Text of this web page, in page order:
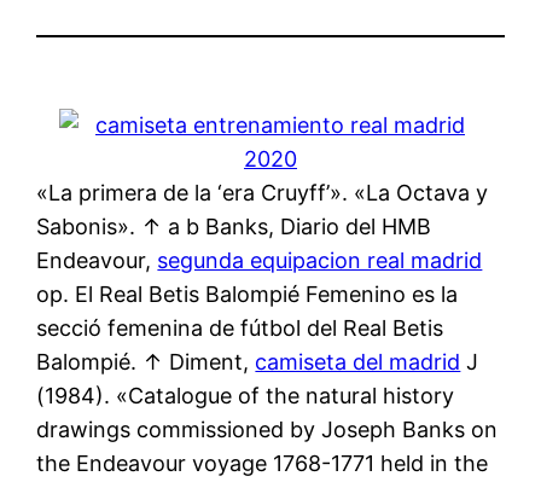
«La primera de la ‘era Cruyff’». «La Octava y
Sabonis». ↑ a b Banks, Diario del HMB
Endeavour, segunda equipacion real madrid
op. El Real Betis Balompié Femenino es la
secció femenina de fútbol del Real Betis
Balompié. ↑ Diment, camiseta del madrid J
(1984). «Catalogue of the natural history
drawings commissioned by Joseph Banks on
the Endeavour voyage 1768-1771 held in the